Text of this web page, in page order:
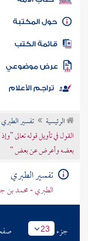
كتاب الأمة
المكتبة
الكتب
موضوعي
تراجم الأعلام
الرئيسية تفسير الطبري
القول في تأويل قوله تعالى
بعضه وأعرض عن بعض "
تفسير الطبري
الطبري - محمد بن
جزء 23